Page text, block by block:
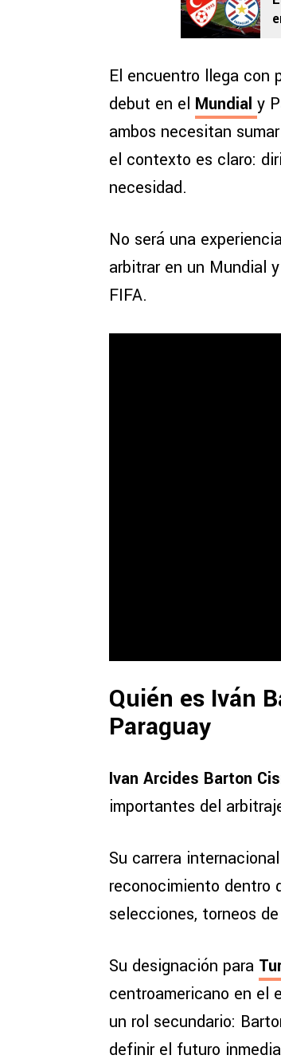
El encuentro llega con
debut en el Mundial y
ambos necesitan
el contexto es claro:
necesidad.
No será una
arbitrar en un Mundial
FIFA.
Quién es Iván
Paraguay
Ivan Arcides Barton
importantes del
Su carrera
reconocimiento dentro
selecciones, torneos
Su designación para
centroamericano en el
un rol secundario:
definir el futuro